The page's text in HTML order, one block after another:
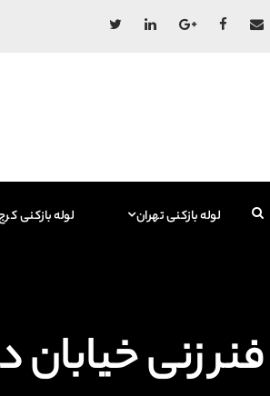
لوله بازکنی لوله بازکنی تهران
فنر زنی خیابان دکتر